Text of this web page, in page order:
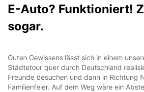
E-Auto? Funktioniert!
sogar.
Guten Gewissens lässt sich in einem
Städtetour quer durch Deutschland
Freunde besuchen und dann in Richtung
Familienfeier. Auf dem Weg wäre ein